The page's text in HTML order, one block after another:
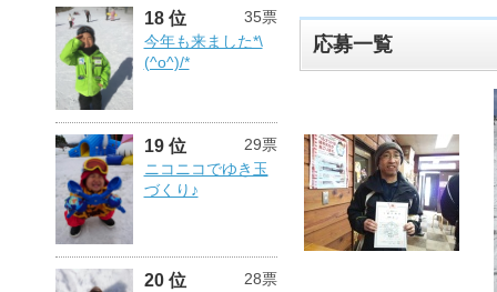
18 位
35票
今年も来ました*\
(^o^)/*
19 位
29票
ニコニコでゆき玉
づくり♪
20 位
28票
応募一覧